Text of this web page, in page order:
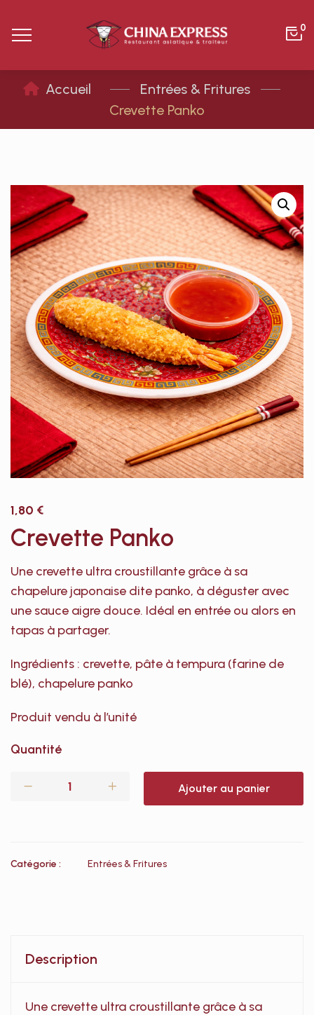
0
Entrées & Fritures
Crevette Panko
1,80 €
Crevette Panko
Une crevette ultra croustillante grâce à sa
chapelure japonaise dite panko, à déguster avec
une sauce aigre douce. Idéal en entrée ou alors en
tapas à partager.
Ingrédients : crevette, pâte à tempura (farine de
blé), chapelure panko
Produit vendu à l’unité
Quantité
Ajouter au panier
Catégorie : Entrées & Fritures
Description
Une crevette ultra croustillante grâce à sa